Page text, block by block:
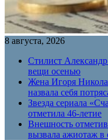
8 августа, 2026
Стилист
вещи осенью
Жена Игоря
назвала себя
Звезда сериала
отметила 46-летие
Внешность
вызвала ажиотаж в